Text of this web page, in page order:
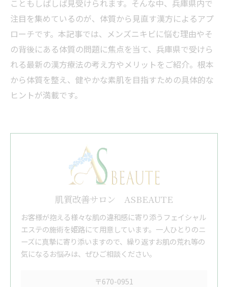
こともしばしば見受けられます。そんな中、兵庫県内で
注目を集めているのが、体質から見直す漢方によるアプ
ローチです。本記事では、メンズニキビに悩む理由やそ
の背後にある体質の問題に焦点を当て、兵庫県で受けら
れる最新の漢方療法の考え方やメリットをご紹介。根本
から体質を整え、健やかな素肌を目指すための具体的な
ヒントが満載です。
肌質改善サロン ASBEAUTE
お客様が抱える様々な肌の違和感に寄り添うフェイシャル
エステの施術を姫路にて用意しています。一人ひとりのニ
ーズに真摯に寄り添いますので、繰り返すお肌の荒れ等の
気になるお悩みは、ぜひご相談ください。
〒670-0951